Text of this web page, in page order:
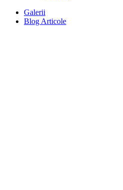
Galerii
Blog Articole